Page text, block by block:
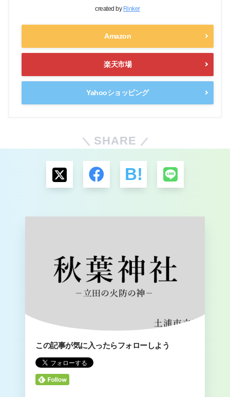
created by Rinker
Amazon
楽天市場
Yahooショッピング
SHARE
この記事が気に入ったらフォローしよう